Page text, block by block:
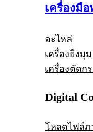
เครื่องมื
อะไหล่
เครื่องยิงมุม
เครื่องตัดก
Digital
โหลดไฟล์ภ